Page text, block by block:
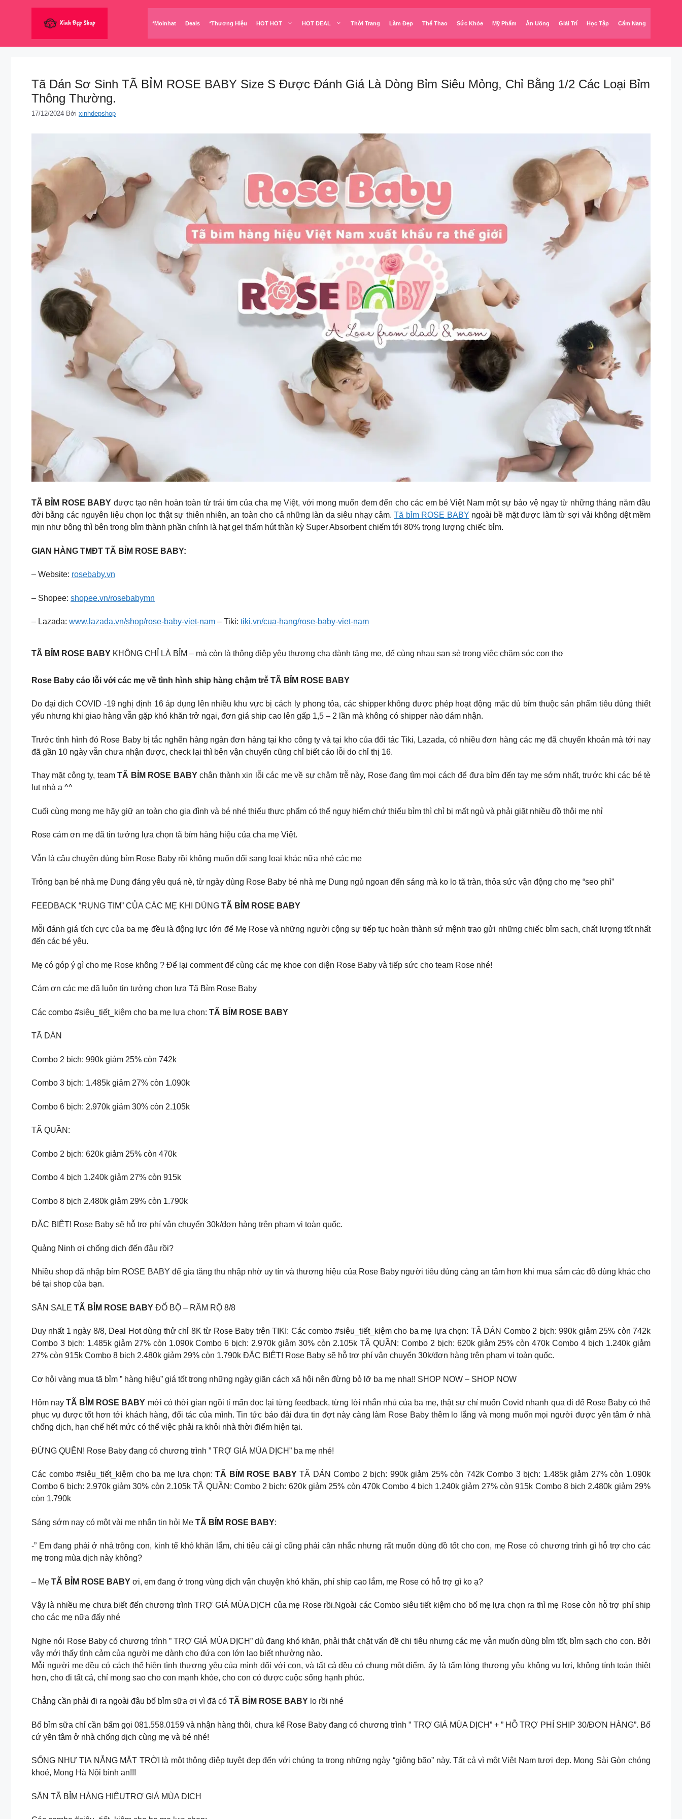
*Moinhat Deals *Thương Hiệu HOT HOT HOT DEAL Thời Trang Làm Đẹp Thể Thao Sức Khỏe Mỹ Phẩm Ăn Uống Giải Trí Học Tập Cẩm Nang
Tã Dán Sơ Sinh TÃ BỈM ROSE BABY Size S Được Đánh Giá Là Dòng Bỉm Siêu Mỏng, Chỉ Bằng 1/2 Các Loại Bỉm
Thông Thường.
17/12/2024 Bởi xinhdepshop
TÃ BỈM ROSE BABY được tạo nên hoàn toàn từ trái tim của cha mẹ Việt, với mong muốn đem đến cho các em bé Việt Nam một sự bảo vệ ngay từ những tháng năm đầu
đời bằng các nguyên liệu chọn lọc thật sự thiên nhiên, an toàn cho cả những làn da siêu nhạy cảm.Tã bỉm ROSE BABY ngoài bề mặt được làm từ sợi vải không dệt mềm
mịn như bông thì bên trong bỉm thành phần chính là hạt gel thấm hút thần kỳ Super Absorbent chiếm tới 80% trọng lượng chiếc bỉm.
GIAN HÀNG TMĐT TÃ BỈM ROSE BABY:
– Website: rosebaby.vn
– Shopee: shopee.vn/rosebabymn
– Lazada: www.lazada.vn/shop/rose-baby-viet-nam – Tiki: tiki.vn/cua-hang/rose-baby-viet-nam
TÃ BỈM ROSE BABY KHÔNG CHỈ LÀ BỈM – mà còn là thông điệp yêu thương cha dành tặng mẹ, để cùng nhau san sẻ trong việc chăm sóc con thơ
Rose Baby cáo lỗi với các mẹ về tình hình ship hàng chậm trễ TÃ BỈM ROSE BABY
Do đại dịch COVID -19 nghị định 16 áp dụng lên nhiều khu vực bị cách ly phong tỏa, các shipper không được phép hoạt động mặc dù bỉm thuộc sản phẩm tiêu dùng thiết
yếu nhưng khi giao hàng vẫn gặp khó khăn trở ngại, đơn giá ship cao lên gấp 1,5 – 2 lần mà không có shipper nào dám nhận.
Trước tình hình đó Rose Baby bị tắc nghẽn hàng ngàn đơn hàng tại kho công ty và tại kho của đối tác Tiki, Lazada, có nhiều đơn hàng các mẹ đã chuyển khoản mà tới nay
đã gần 10 ngày vẫn chưa nhận được, check lại thì bên vận chuyển cũng chỉ biết cáo lỗi do chỉ thị 16.
Thay mặt công ty, teamTÃ BỈM ROSE BABYchân thành xin lỗi các mẹ về sự chậm trễ này, Rose đang tìm mọi cách để đưa bỉm đến tay mẹ sớm nhất, trước khi các bé tè
lụt nhà ạ ^^
Cuối cùng mong mẹ hãy giữ an toàn cho gia đình và bé nhé thiếu thực phẩm có thể nguy hiểm chứ thiếu bỉm thì chỉ bị mất ngủ và phải giặt nhiều đồ thôi mẹ nhỉ
Rose cám ơn mẹ đã tin tưởng lựa chọn tã bỉm hàng hiệu của cha mẹ Việt.
Vẫn là câu chuyện dùng bỉm Rose Baby rồi không muốn đổi sang loại khác nữa nhé các mẹ
Trông bạn bé nhà mẹ Dung đáng yêu quá nè, từ ngày dùng Rose Baby bé nhà mẹ Dung ngủ ngoan đến sáng mà ko lo tã tràn, thỏa sức vận động cho mẹ “seo phì”
FEEDBACK “RỤNG TIM” CỦA CÁC MẸ KHI DÙNG TÃ BỈM ROSE BABY
Mỗi đánh giá tích cực của ba mẹ đều là động lực lớn để Mẹ Rose và những người cộng sự tiếp tục hoàn thành sứ mệnh trao gửi những chiếc bỉm sạch, chất lượng tốt nhất
đến các bé yêu.
Mẹ có góp ý gì cho mẹ Rose không ? Để lại comment để cùng các mẹ khoe con diện Rose Baby và tiếp sức cho team Rose nhé!
Cám ơn các mẹ đã luôn tin tưởng chọn lựa Tã Bỉm Rose Baby
Các combo #siêu_tiết_kiệm cho ba mẹ lựa chọn: TÃ BỈM ROSE BABY
TÃ DÁN
Combo 2 bịch: 990k giảm 25% còn 742k
Combo 3 bịch: 1.485k giảm 27% còn 1.090k
Combo 6 bịch: 2.970k giảm 30% còn 2.105k
TÃ QUẦN:
Combo 2 bịch: 620k giảm 25% còn 470k
Combo 4 bịch 1.240k giảm 27% còn 915k
Combo 8 bịch 2.480k giảm 29% còn 1.790k
ĐẶC BIỆT! Rose Baby sẽ hỗ trợ phí vận chuyển 30k/đơn hàng trên phạm vi toàn quốc.
Quảng Ninh ơi chống dịch đến đâu rồi?
Nhiều shop đã nhập bỉm ROSE BABY để gia tăng thu nhập nhờ uy tín và thương hiệu của Rose Baby người tiêu dùng càng an tâm hơn khi mua sắm các đồ dùng khác cho
bé tại shop của bạn.
SĂN SALE TÃ BỈM ROSE BABY ĐỔ BỘ – RẦM RỘ 8/8
Duy nhất 1 ngày 8/8, Deal Hot dùng thử chỉ 8K từ Rose Baby trên TIKI: Các combo #siêu_tiết_kiệm cho ba mẹ lựa chọn: TÃ DÁN Combo 2 bịch: 990k giảm 25% còn 742k
Combo 3 bịch: 1.485k giảm 27% còn 1.090k Combo 6 bịch: 2.970k giảm 30% còn 2.105k TÃ QUẦN: Combo 2 bịch: 620k giảm 25% còn 470k Combo 4 bịch 1.240k giảm
27% còn 915k Combo 8 bịch 2.480k giảm 29% còn 1.790k ĐẶC BIỆT! Rose Baby sẽ hỗ trợ phí vận chuyển 30k/đơn hàng trên phạm vi toàn quốc.
Cơ hội vàng mua tã bỉm ” hàng hiệu” giá tốt trong những ngày giãn cách xã hội nên đừng bỏ lỡ ba mẹ nha!! SHOP NOW – SHOP NOW
Hôm nayTÃ BỈM ROSE BABY mới có thời gian ngồi tỉ mẩn đọc lại từng feedback, từng lời nhắn nhủ của ba mẹ, thật sự chỉ muốn Covid nhanh qua đi để Rose Baby có thể
phục vụ được tốt hơn tới khách hàng, đối tác của mình. Tin tức báo đài đưa tin đợt này càng làm Rose Baby thêm lo lắng và mong muốn mọi người được yên tâm ở nhà
chống dịch, hạn chế hết mức có thể việc phải ra khỏi nhà thời điểm hiện tại.
ĐỪNG QUÊN! Rose Baby đang có chương trình ” TRỢ GIÁ MÙA DỊCH” ba mẹ nhé!
Các combo #siêu_tiết_kiệm cho ba mẹ lựa chọn:TÃ BỈM ROSE BABYTÃ DÁN Combo 2 bịch: 990k giảm 25% còn 742k Combo 3 bịch: 1.485k giảm 27% còn 1.090k
Combo 6 bịch: 2.970k giảm 30% còn 2.105k TÃ QUẦN: Combo 2 bịch: 620k giảm 25% còn 470k Combo 4 bịch 1.240k giảm 27% còn 915k Combo 8 bịch 2.480k giảm 29%
còn 1.790k
Sáng sớm nay có một vài mẹ nhắn tin hỏi Mẹ TÃ BỈM ROSE BABY:
-” Em đang phải ở nhà trông con, kinh tế khó khăn lắm, chi tiêu cái gì cũng phải cân nhắc nhưng rất muốn dùng đồ tốt cho con, mẹ Rose có chương trình gì hỗ trợ cho các
mẹ trong mùa dịch này không?
– Mẹ TÃ BỈM ROSE BABY ơi, em đang ở trong vùng dịch vận chuyện khó khăn, phí ship cao lắm, mẹ Rose có hỗ trợ gì ko ạ?
Vậy là nhiều mẹ chưa biết đến chương trình TRỢ GIÁ MÙA DỊCH của mẹ Rose rồi.Ngoài các Combo siêu tiết kiệm cho bố mẹ lựa chọn ra thì mẹ Rose còn hỗ trợ phí ship
cho các mẹ nữa đấy nhé
Nghe nói Rose Baby có chương trình ” TRỢ GIÁ MÙA DỊCH” dù đang khó khăn, phải thắt chặt vấn đề chi tiêu nhưng các mẹ vẫn muốn dùng bỉm tốt, bỉm sạch cho con. Bởi
vậy mới thấy tình cảm của người mẹ dành cho đứa con lớn lao biết nhường nào.
Mỗi người mẹ đều có cách thể hiện tình thương yêu của mình đối với con, và tất cả đều có chung một điểm, ấy là tấm lòng thương yêu không vụ lợi, không tính toán thiệt
hơn, cho đi tất cả, chỉ mong sao cho con mạnh khỏe, cho con có được cuộc sống hạnh phúc.
Chẳng cần phải đi ra ngoài đâu bố bỉm sữa ơi vì đã có TÃ BỈM ROSE BABY lo rồi nhé
Bố bỉm sữa chỉ cần bấm gọi 081.558.0159 và nhận hàng thôi, chưa kể Rose Baby đang có chương trình ” TRỢ GIÁ MÙA DỊCH” + ” HỖ TRỢ PHÍ SHIP 30/ĐƠN HÀNG”. Bố
cứ yên tâm ở nhà chống dịch cùng mẹ và bé nhé!
SỐNG NHƯ TIA NẮNG MẶT TRỜI là một thông điệp tuyệt đẹp đến với chúng ta trong những ngày “giông bão” này. Tất cả vì một Việt Nam tươi đẹp. Mong Sài Gòn chóng
khoẻ, Mong Hà Nội bình an!!!
SĂN TÃ BỈM HÀNG HIỆUTRỢ GIÁ MÙA DỊCH